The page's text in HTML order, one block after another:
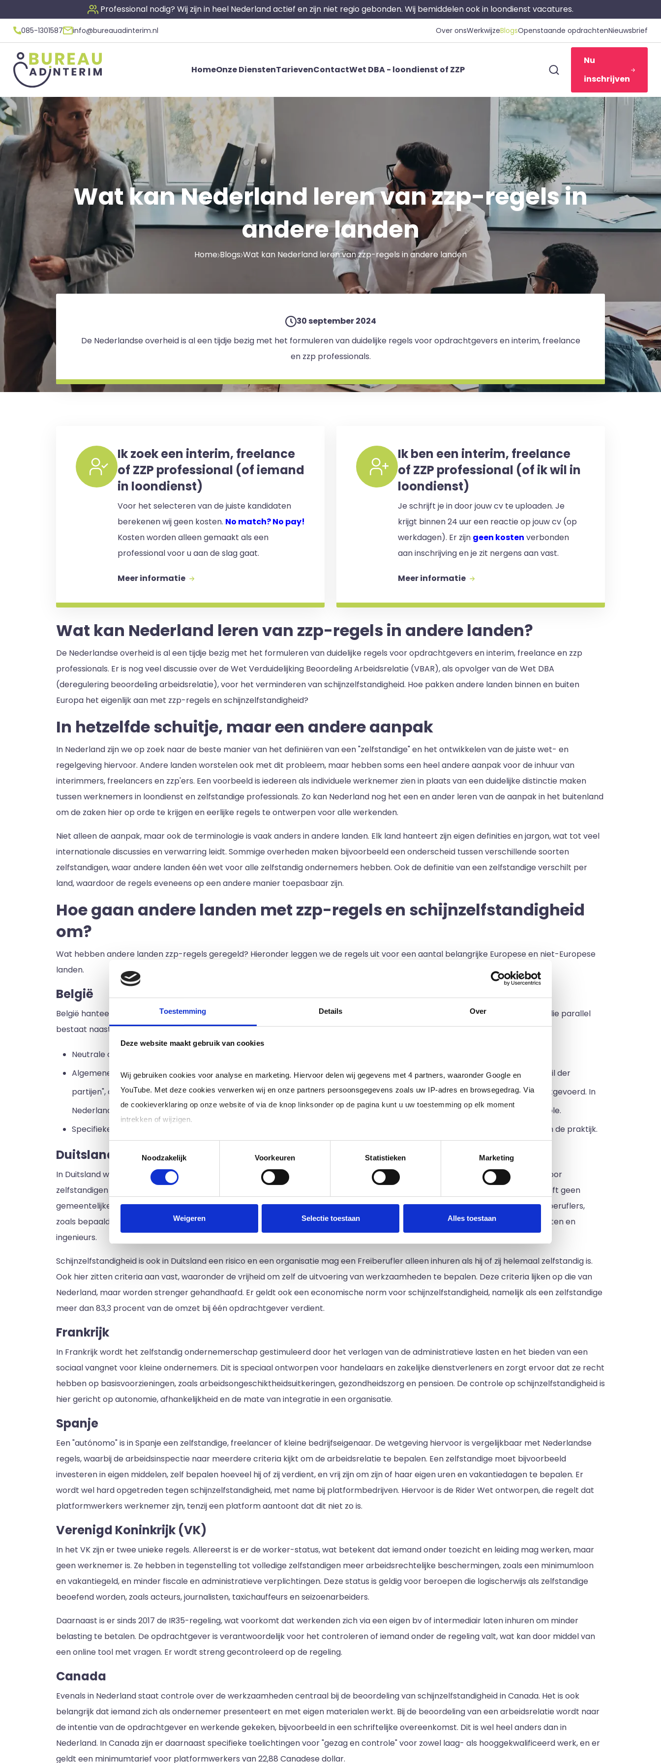
Toestemming Details Over
Deze website maakt gebruik van cookies
Wij gebruiken cookies voor analyse en marketing. Hiervoor delen wij gegevens met 4 partners, waaronder Google en
YouTube. Met deze cookies verwerken wij en onze partners persoonsgegevens zoals uw IP-adres en browsegedrag. Via
de cookieverklaring op onze website of via de knop linksonder op de pagina kunt u uw toestemming op elk moment
intrekken of wijzigen.
Noodzakelijk
Voorkeuren Statistieken Marketing
Weigeren Selectie toestaan Alles toestaan
Professional nodig? Wij zijn in heel Nederland actief en zijn niet regio gebonden. Wij bemiddelen ook in loondienst vacatures.
085-1301587 info@bureauadinterim.nl Over onsWerkwijzeBlogsOpenstaande opdrachtenNieuwsbrief
HomeOnze DienstenTarievenContactWet DBA - loondienst of ZZP
Nu
inschrijven
Wat kan Nederland leren van zzp-regels in
andere landen
Home Blogs Wat kan Nederland leren van zzp-regels in andere landen
30 september 2024
De Nederlandse overheid is al een tijdje bezig met het formuleren van duidelijke regels voor opdrachtgevers en interim, freelance
en zzp professionals.
Ik zoek een interim, freelance
of ZZP professional (of iemand
in loondienst)
Voor het selecteren van de juiste kandidaten
berekenen wij geen kosten. No match? No pay!
Kosten worden alleen gemaakt als een
professional voor u aan de slag gaat.
Meer informatie
Ik ben een interim, freelance
of ZZP professional (of ik wil in
loondienst)
Je schrijft je in door jouw cv te uploaden. Je
krijgt binnen 24 uur een reactie op jouw cv (op
werkdagen). Er zijn geen kosten verbonden
aan inschrijving en je zit nergens aan vast.
Meer informatie
Wat kan Nederland leren van zzp-regels in andere landen?
De Nederlandse overheid is al een tijdje bezig met het formuleren van duidelijke regels voor opdrachtgevers en interim, freelance en zzp
professionals. Er is nog veel discussie over de Wet Verduidelijking Beoordeling Arbeidsrelatie (VBAR), als opvolger van de Wet DBA
(deregulering beoordeling arbeidsrelatie), voor het verminderen van schijnzelfstandigheid. Hoe pakken andere landen binnen en buiten
Europa het eigenlijk aan met zzp-regels en schijnzelfstandigheid?
In hetzelfde schuitje, maar een andere aanpak
In Nederland zijn we op zoek naar de beste manier van het definiëren van een "zelfstandige" en het ontwikkelen van de juiste wet- en
regelgeving hiervoor. Andere landen worstelen ook met dit probleem, maar hebben soms een heel andere aanpak voor de inhuur van
interimmers, freelancers en zzp'ers. Een voorbeeld is iedereen als individuele werknemer zien in plaats van een duidelijke distinctie maken
tussen werknemers in loondienst en zelfstandige professionals. Zo kan Nederland nog het een en ander leren van de aanpak in het buitenland
om de zaken hier op orde te krijgen en eerlijke regels te ontwerpen voor alle werkenden.
Niet alleen de aanpak, maar ook de terminologie is vaak anders in andere landen. Elk land hanteert zijn eigen definities en jargon, wat tot veel
internationale discussies en verwarring leidt. Sommige overheden maken bijvoorbeeld een onderscheid tussen verschillende soorten
zelfstandigen, waar andere landen één wet voor alle zelfstandig ondernemers hebben. Ook de definitie van een zelfstandige verschilt per
land, waardoor de regels eveneens op een andere manier toepasbaar zijn.
Hoe gaan andere landen met zzp-regels en schijnzelfstandigheid
om?
Wat hebben andere landen zzp-regels geregeld? Hieronder leggen we de regels uit voor een aantal belangrijke Europese en niet-Europese
landen.
België
België hanteert een aparte wet met specifieke omstandigheden voor arbeidsrelaties tussen opdrachtgevers en zelfstandigen, die parallel
bestaat naast beschermende regels voor werknemers in loondienst. De criteria voor zo'n arbeidsrelatie zijn:
Neutrale criteria: Deze criteria bepalen of iemand een ondernemer is, zoals een btw-nummer hebben.
Algemene criteria: Criteria die bepalen of een ondernemer als freelancer ingehuurd mag worden. Hierbij gaat het over de "wil der
partijen", oftewel de opdrachtgever en freelancer bepalen zelf of de arbeidsrelatie met een arbeidsovereenkomst wordt uitgevoerd. In
Nederland mag dat niet. Daarnaast gaat het over de vrijheid om werktijden te bepalen en de mate van hiërarchische controle.
Specifieke criteria: Dit zijn verzwarende eisen voor bepaalde beroepen en sectoren. Echter, deze worden nog niet gebruikt in de praktijk.
Duitsland
In Duitsland worden zelfstandigen in twee categorieën ingedeeld. Er zijn Freiberuflers, oftewel "vrije beroepen" die van oudsher door
zelfstandigen beoefend worden, en Gewerbetreibenders, wat alle andere zelfstandig ondernemers zijn. De eerste categorie hoeft geen
gemeentelijke bedrijfsbelasting te betalen en de eisen voor de administratie zijn ook simpeler. Wel zijn er strikte regels voor Freiberuflers,
zoals bepaalde diploma's en expertise en aangesloten zijn bij een beroepsvereniging. Typische Freiberuflers zijn artsen, architecten en
ingenieurs.
Schijnzelfstandigheid is ook in Duitsland een risico en een organisatie mag een Freiberufler alleen inhuren als hij of zij helemaal zelfstandig is.
Ook hier zitten criteria aan vast, waaronder de vrijheid om zelf de uitvoering van werkzaamheden te bepalen. Deze criteria lijken op die van
Nederland, maar worden strenger gehandhaafd. Er geldt ook een economische norm voor schijnzelfstandigheid, namelijk als een zelfstandige
meer dan 83,3 procent van de omzet bij één opdrachtgever verdient.
Frankrijk
In Frankrijk wordt het zelfstandig ondernemerschap gestimuleerd door het verlagen van de administratieve lasten en het bieden van een
sociaal vangnet voor kleine ondernemers. Dit is speciaal ontworpen voor handelaars en zakelijke dienstverleners en zorgt ervoor dat ze recht
hebben op basisvoorzieningen, zoals arbeidsongeschiktheidsuitkeringen, gezondheidszorg en pensioen. De controle op schijnzelfstandigheid is
hier gericht op autonomie, afhankelijkheid en de mate van integratie in een organisatie.
Spanje
Een "autónomo" is in Spanje een zelfstandige, freelancer of kleine bedrijfseigenaar. De wetgeving hiervoor is vergelijkbaar met Nederlandse
regels, waarbij de arbeidsinspectie naar meerdere criteria kijkt om de arbeidsrelatie te bepalen. Een zelfstandige moet bijvoorbeeld
investeren in eigen middelen, zelf bepalen hoeveel hij of zij verdient, en vrij zijn om zijn of haar eigen uren en vakantiedagen te bepalen. Er
wordt wel hard opgetreden tegen schijnzelfstandigheid, met name bij platformbedrijven. Hiervoor is de Rider Wet ontworpen, die regelt dat
platformwerkers werknemer zijn, tenzij een platform aantoont dat dit niet zo is.
Verenigd Koninkrijk (VK)
In het VK zijn er twee unieke regels. Allereerst is er de worker-status, wat betekent dat iemand onder toezicht en leiding mag werken, maar
geen werknemer is. Ze hebben in tegenstelling tot volledige zelfstandigen meer arbeidsrechtelijke beschermingen, zoals een minimumloon
en vakantiegeld, en minder fiscale en administratieve verplichtingen. Deze status is geldig voor beroepen die logischerwijs als zelfstandige
beoefend worden, zoals acteurs, journalisten, taxichauffeurs en seizoenarbeiders.
Daarnaast is er sinds 2017 de IR35-regeling, wat voorkomt dat werkenden zich via een eigen bv of intermediair laten inhuren om minder
belasting te betalen. De opdrachtgever is verantwoordelijk voor het controleren of iemand onder de regeling valt, wat kan door middel van
een online tool met vragen. Er wordt streng gecontroleerd op de regeling.
Canada
Evenals in Nederland staat controle over de werkzaamheden centraal bij de beoordeling van schijnzelfstandigheid in Canada. Het is ook
belangrijk dat iemand zich als ondernemer presenteert en met eigen materialen werkt. Bij de beoordeling van een arbeidsrelatie wordt naar
de intentie van de opdrachtgever en werkende gekeken, bijvoorbeeld in een schriftelijke overeenkomst. Dit is wel heel anders dan in
Nederland. In Canada zijn er daarnaast specifieke toelichtingen voor "gezag en controle" voor zowel laag- als hooggekwalificeerd werk, en er
geldt een minimumtarief voor platformwerkers van 22,88 Canadese dollar.